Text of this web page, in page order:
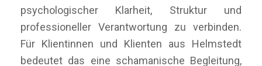
psychologischer Klarheit, Struktur und
professioneller Verantwortung zu verbinden.
Für Klientinnen und Klienten aus Helmstedt
bedeutet das eine schamanische Begleitung,